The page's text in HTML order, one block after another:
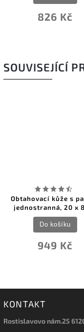
826 Kč
SOUVISEJÍCÍ
Obtahovací kůže s
jednostranná, 20 x
949 Kč
Do košíku
KONTAKT
Rostislavovo nám.25